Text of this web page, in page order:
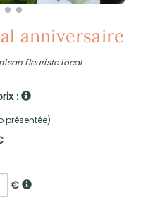
anniversaire
fleuriste local
:
présentée)
€